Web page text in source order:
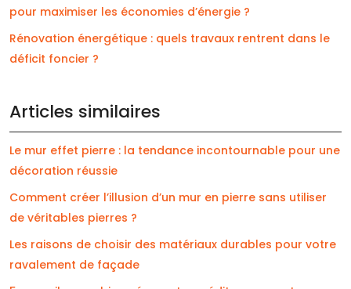
pour maximiser les économies d’énergie ?
Rénovation énergétique : quels travaux rentrent dans le
déficit foncier ?
Articles similaires
Le mur effet pierre : la tendance incontournable pour une
décoration réussie
Comment créer l’illusion d’un mur en pierre sans utiliser
de véritables pierres ?
Les raisons de choisir des matériaux durables pour votre
ravalement de façade